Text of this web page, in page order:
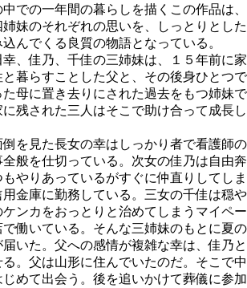
での一年間の暮らしを描くこの作品は、
妹のそれぞれの思いを、しっとりとした
んでくる良質の物語となっている。
、佳乃、千佳の三姉妹は、１５年前に家
暮らすことした父と、その後身ひとつで
母に置き去りにされた過去をもつ姉妹で
残された三人はそこで助け合って成長し
を見た長女の幸はしっかり者で看護師の
般を仕切っている。次女の佳乃は自由奔
やりあっているがすぐに仲直りしてしま
用金庫に勤務している。三女の千佳は穏や
ンカをおっとりと治めてしまうマイペー
働いている。そんな三姉妹のもとに夏の
いた。父への感情が複雑な幸は、佳乃と
。父は山形に住んでいたのだ。そこで中
めて出会う。後を追いかけて葬儀に参加